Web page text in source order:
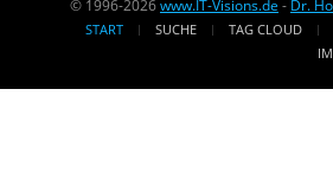
© 1996-2026www.IT-Visions.de - Dr.
START SUCHE TAG CLOUD